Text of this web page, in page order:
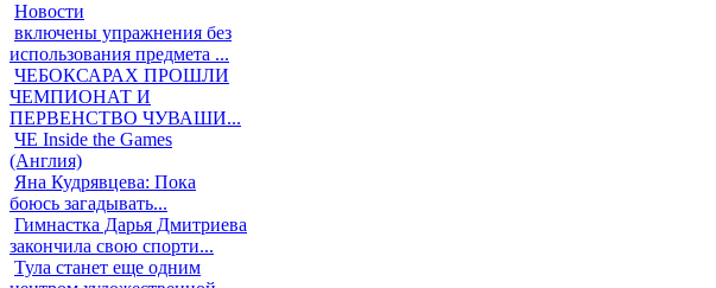
Новости
включены упражнения без
использования предмета ...
ЧЕБОКСАРАХ ПРОШЛИ
ЧЕМПИОНАТ И
ПЕРВЕНСТВО ЧУВАШИ...
ЧЕ Inside the Games
(Англия)
Яна Кудрявцева: Пока
боюсь загадывать...
Гимнастка Дарья Дмитриева
закончила свою спорти...
Тула станет еще одним